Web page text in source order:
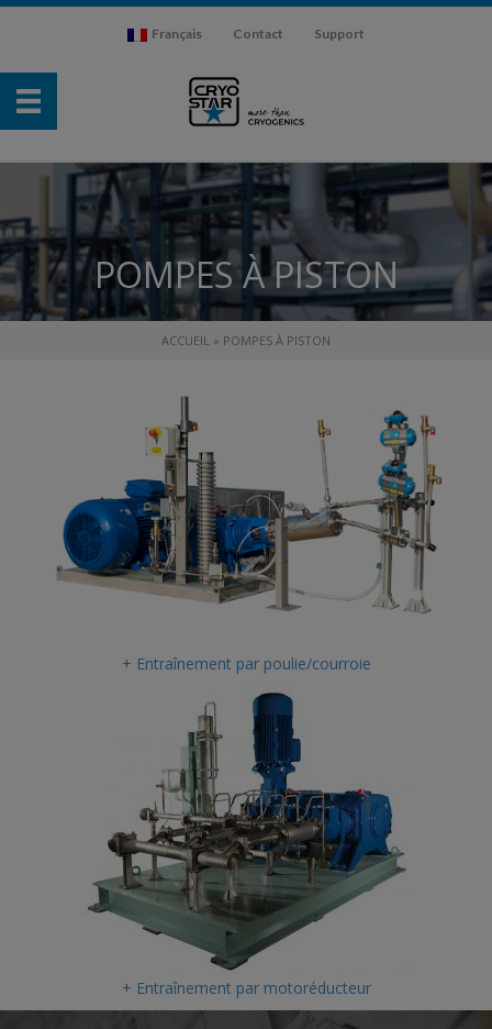
Français Contact Support
POMPES À PISTON
ACCUEIL » POMPES À PISTON
+ Entraînement par poulie/courroie
+ Entraînement par motoréducteur